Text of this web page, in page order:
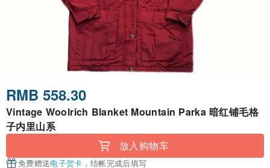
RMB 558.30
Vintage Woolrich Blanket Mountain Parka 暗红铺毛格
子内里山系
放入购物车
免费赠送电子贺卡 ，结帐完成后填写